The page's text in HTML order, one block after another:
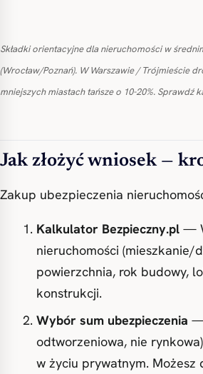
Składki orientacyjne dla nieruchomości w
(Wrocław/Poznań). W Warszawie / Trójmieście
mniejszych miastach tańsze o 10-20%. Sprawdź
Jak złożyć wniosek —
Zakup ubezpieczenia
Kalkulator Bezpieczny.pl —
nieruchomości (mieszkanie/
powierzchnia, rok budowy,
konstrukcji.
Wybór sum ubezpieczenia —
odtworzeniowa, nie
w życiu prywatnym. Możesz